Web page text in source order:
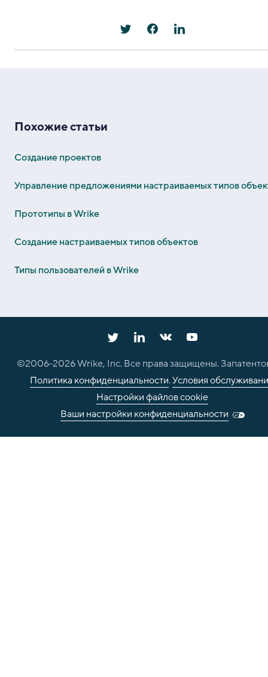
Похожие статьи
Создание проектов
Управление предложениями настраиваемых типов
Прототипы в Wrike
Создание настраиваемых типов объектов
Типы пользователей в Wrike
©2006-2026Wrike, Inc. Все права защищены.
Политика конфиденциальности.Условия
Настройки файлов cookie
Ваши настройки конфиденциальности